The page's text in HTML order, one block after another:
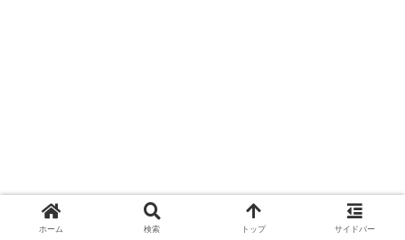
ホーム 検索 トップ サイドバー